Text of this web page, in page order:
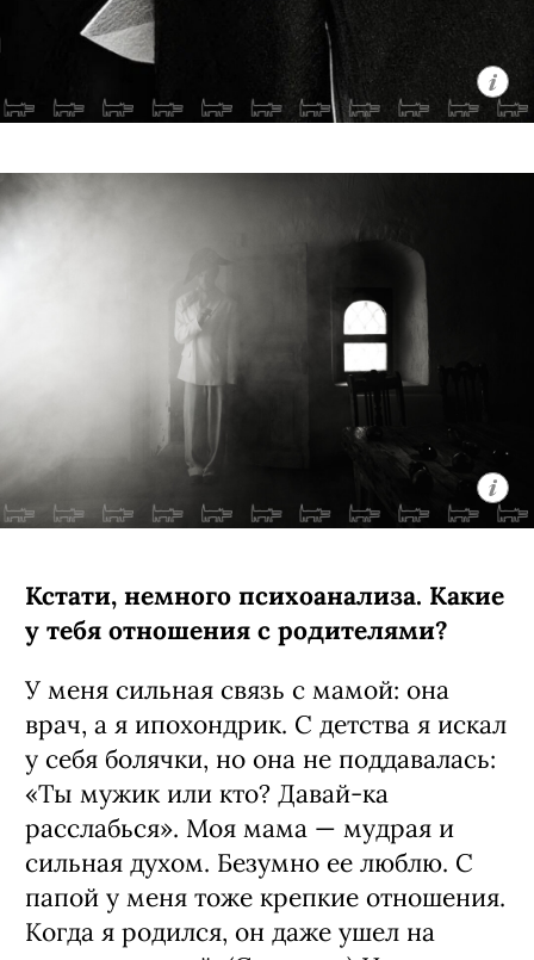
Кстати, немного психоанализа. Какие
у тебя отношения с родителями?
У меня сильная связь с мамой: она
врач, а я ипохондрик. С детства я искал
у себя болячки, но она не поддавалась:
«Ты мужик или кто? Давай-ка
расслабься». Моя мама — мудрая и
сильная духом. Безумно ее люблю. С
папой у меня тоже крепкие отношения.
Когда я родился, он даже ушел на